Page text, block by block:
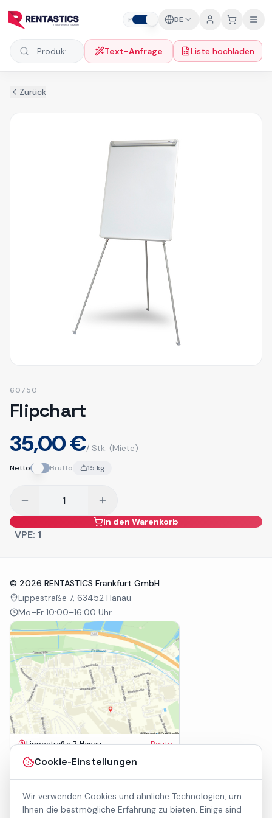
Cookie-Einstellungen
Wir verwenden Cookies und ähnliche Technologien, um
Ihnen die bestmögliche Erfahrung zu bieten. Einige sind
P DE
Produkte suchen Text-Anfrage Liste hochladen
Zurück
60750
Flipchart
35,00 €/ Stk. (Miete)
Netto Brutto 15 kg
In den Warenkorb
VPE: 1
© 2026 RENTASTICS Frankfurt GmbH
Lippestraße 7, 63452 Hanau
Mo–Fr 10:00–16:00 Uhr
Lippestraße 7, Hanau Route
Impressum
Barrierefreiheit
Kontakt